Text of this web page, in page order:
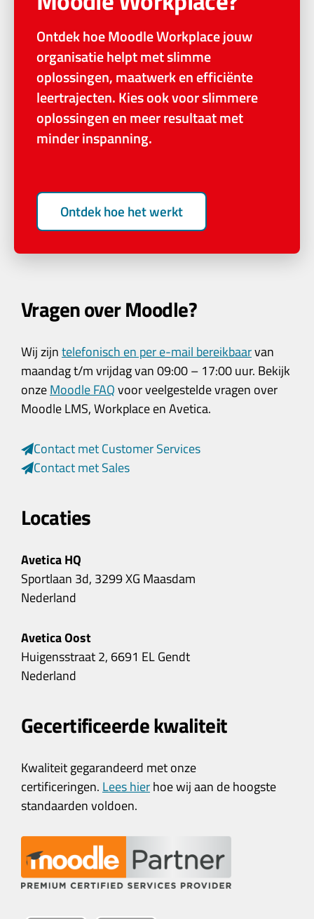
Ontdek hoe Moodle Workplace jouw
organisatie helpt met slimme
oplossingen, maatwerk en efficiënte
leertrajecten. Kies ook voor slimmere
oplossingen en meer resultaat met
minder inspanning.
Ontdek hoe het werkt
Vragen over Moodle?
Wij zijntelefonisch en per e-mail bereikbaarvan
maandag t/m vrijdag van 09:00 – 17:00 uur. Bekijk
onzeMoodle FAQvoor veelgestelde vragen over
Moodle LMS, Workplace en Avetica.
Contact met Customer Services
Contact met Sales
Locaties
Avetica HQ
Sportlaan 3d, 3299 XG Maasdam
Nederland
Avetica Oost
Huigensstraat 2, 6691 EL Gendt
Nederland
Gecertificeerde kwaliteit
Kwaliteit gegarandeerd met onze
certificeringen. Lees hierhoe wij aan de hoogste
standaarden voldoen.